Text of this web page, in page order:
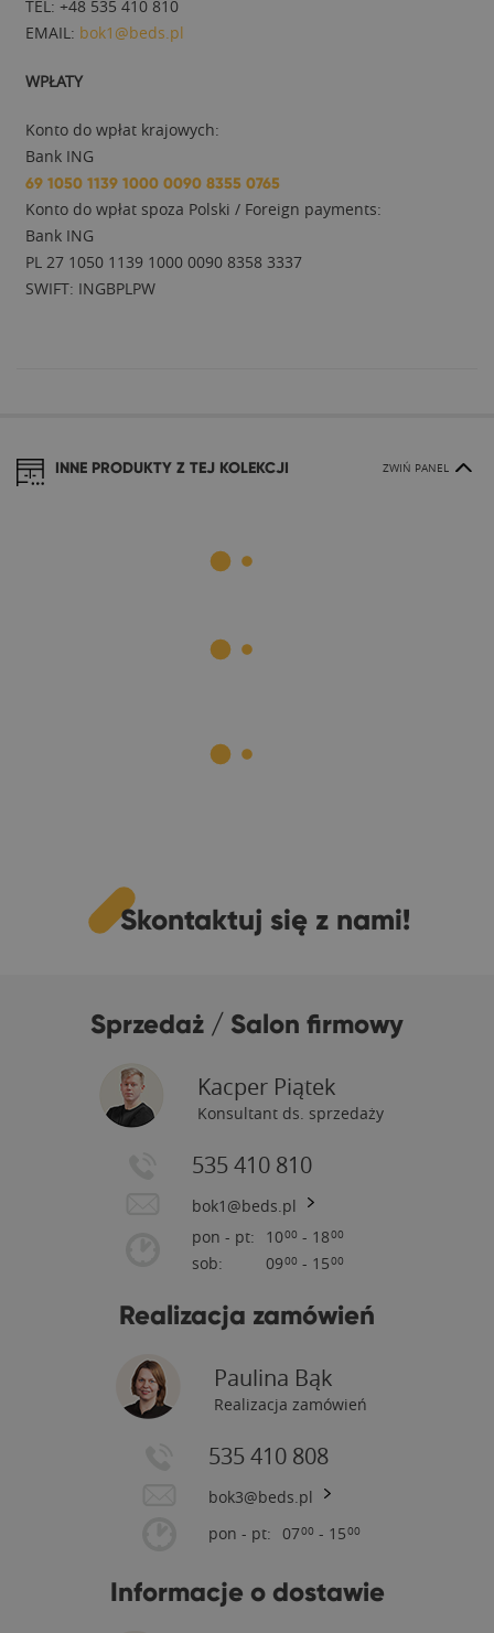
TEL: +48 535 410 810
EMAIL: bok1@beds.pl
WPŁATY
Konto do wpłat krajowych:
Bank ING
69 1050 1139 1000 0090 8355 0765
Konto do wpłat spoza Polski / Foreign payments:
Bank ING
PL 27 1050 1139 1000 0090 8358 3337
SWIFT: INGBPLPW
INNE PRODUKTY Z TEJ KOLEKCJI ZWIŃ PANEL
Skontaktuj się z nami!
Sprzedaż / Salon firmowy
Kacper Piątek
Konsultant ds. sprzedaży
535 410 810
bok1@beds.pl
pon - pt:
sob:
1000 - 1800
0900 - 1500
Realizacja zamówień
Paulina Bąk
Realizacja zamówień
535 410 808
bok3@beds.pl
pon - pt: 0700 - 1500
Informacje o dostawie